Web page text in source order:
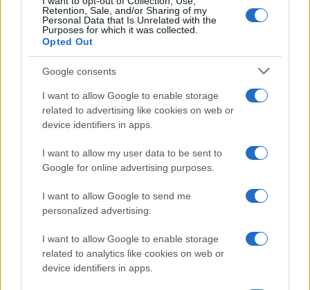
Retention, Sale, and/or Sharing of my
Personal Data that Is Unrelated with the
Purposes for which it was collected.
Opted Out
Google consents
I want to allow Google to enable storage
related to advertising like cookies on web or
device identifiers in apps.
I want to allow my user data to be sent to
Google for online advertising purposes.
I want to allow Google to send me
personalized advertising.
I want to allow Google to enable storage
related to analytics like cookies on web or
device identifiers in apps.
Paolo Pinna
Martina Agostina Diturco
I nostri cari
I nostri cari
I nostri cari